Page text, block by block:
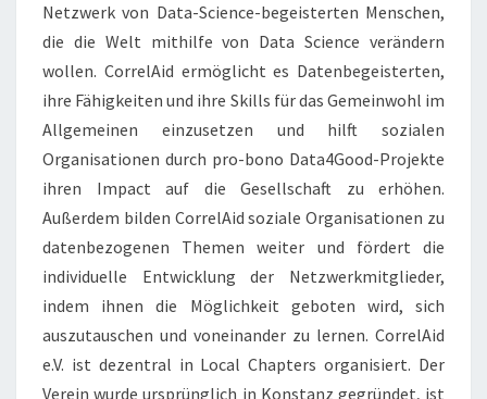
Netzwerk von Data-Science-begeisterten Menschen,
die die Welt mithilfe von Data Science verändern
wollen. CorrelAid ermöglicht es Datenbegeisterten,
ihre Fähigkeiten und ihre Skills für das Gemeinwohl im
Allgemeinen einzusetzen und hilft sozialen
Organisationen durch pro-bono Data4Good-Projekte
ihren Impact auf die Gesellschaft zu erhöhen.
Außerdem bilden CorrelAid soziale Organisationen zu
datenbezogenen Themen weiter und fördert die
individuelle Entwicklung der Netzwerkmitglieder,
indem ihnen die Möglichkeit geboten wird, sich
auszutauschen und voneinander zu lernen. CorrelAid
e.V. ist dezentral in Local Chapters organisiert. Der
Verein wurde ursprünglich in Konstanz gegründet, ist